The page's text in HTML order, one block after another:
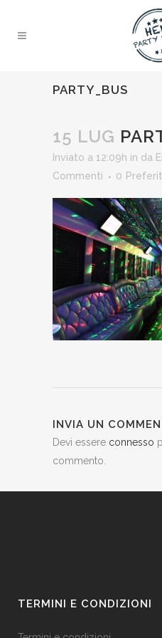
PARTY_BUS
15 LUG
Inviato a 12:09h in da
Commenti
0
INVIA UN
Devi essere connesso
commento.
TERMINI E CONDIZIONI